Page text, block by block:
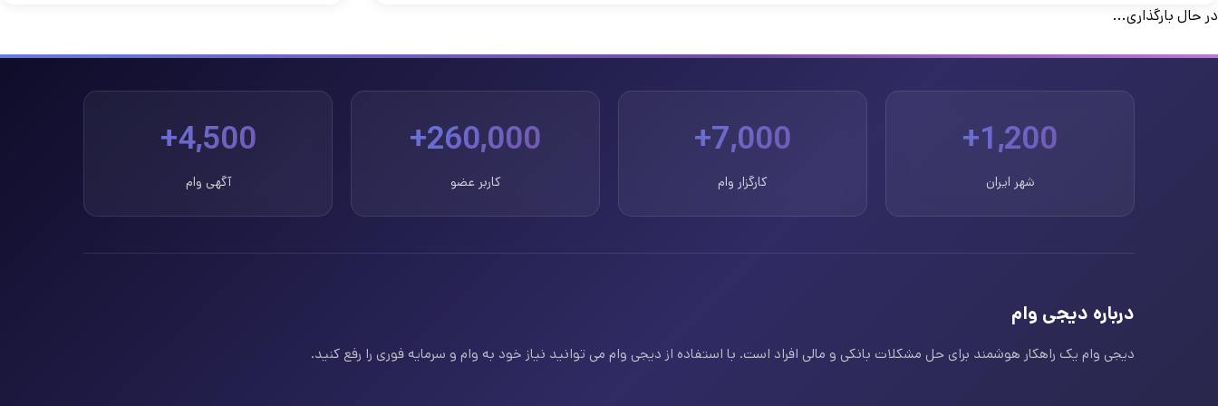
در حال بارگذاری...
1,200+
شهر ایران
7,000+
کارگزار وام
260,000+
کاربر عضو
4,500+
آگهی وام
درباره دیجی وام
دیجی وام یک راهکار هوشمند برای حل مشکلات بانکی و مالی افراد است. با استفاده از دیجی وام می توانید نیاز خود به وام و سرمایه فوری را رفع کنید.